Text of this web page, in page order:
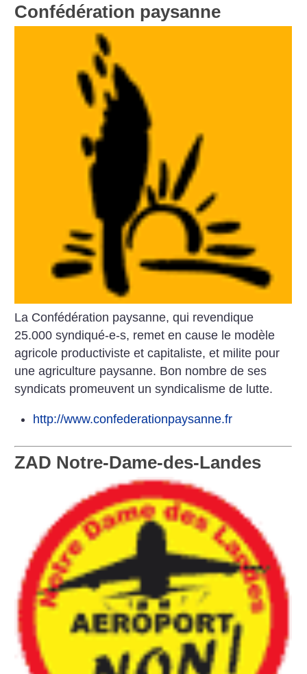
Confédération paysanne
La Confédération paysanne, qui revendique
25.000 syndiqué-e-s, remet en cause le modèle
agricole productiviste et capitaliste, et milite pour
une agriculture paysanne. Bon nombre de ses
syndicats promeuvent un syndicalisme de lutte.
http://www.confederationpaysanne.fr
ZAD Notre-Dame-des-Landes